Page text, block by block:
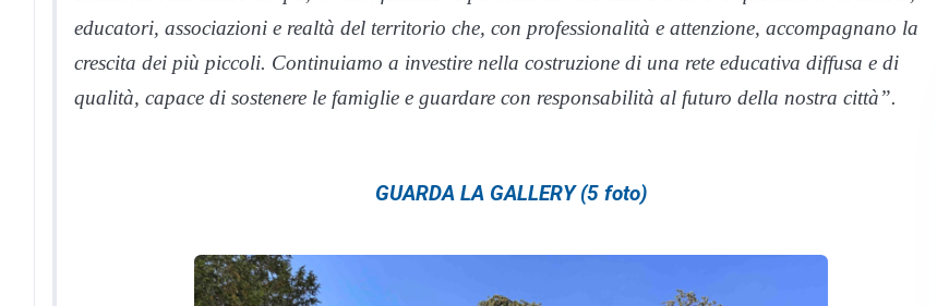
educatori, associazioni e realtà del territorio che, con professionalità e attenzione, accompagnano la
crescita dei più piccoli. Continuiamo a investire nella costruzione di una rete educativa diffusa e di
qualità, capace di sostenere le famiglie e guardare con responsabilità al futuro della nostra città”.
GUARDA LA GALLERY (5 foto)